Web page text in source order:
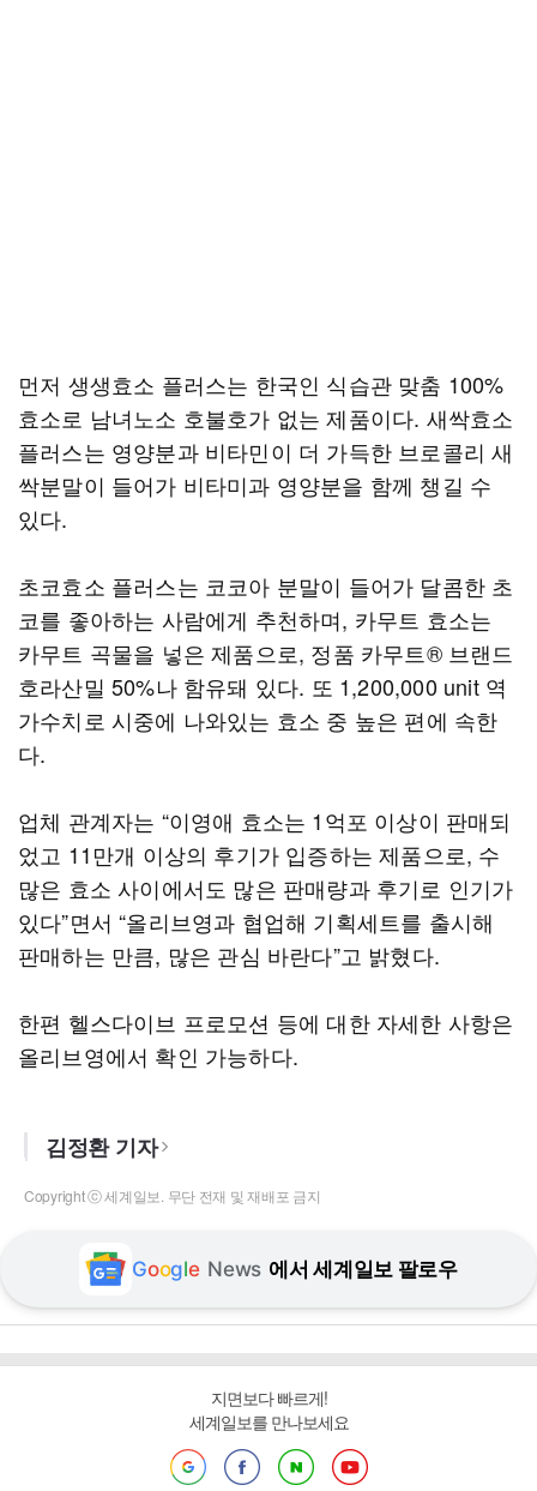
먼저 생생효소 플러스는 한국인 식습관 맞춤 100%
효소로 남녀노소 호불호가 없는 제품이다. 새싹효소
플러스는 영양분과 비타민이 더 가득한 브로콜리 새
싹분말이 들어가 비타미과 영양분을 함께 챙길 수
있다.
초코효소 플러스는 코코아 분말이 들어가 달콤한 초
코를 좋아하는 사람에게 추천하며, 카무트 효소는
카무트 곡물을 넣은 제품으로, 정품 카무트® 브랜드
호라산밀 50%나 함유돼 있다. 또 1,200,000 unit 역
가수치로 시중에 나와있는 효소 중 높은 편에 속한
다.
업체 관계자는 “이영애 효소는 1억포 이상이 판매되
었고 11만개 이상의 후기가 입증하는 제품으로, 수
많은 효소 사이에서도 많은 판매량과 후기로 인기가
있다”면서 “올리브영과 협업해 기획세트를 출시해
판매하는 만큼, 많은 관심 바란다”고 밝혔다.
한편 헬스다이브 프로모션 등에 대한 자세한 사항은
올리브영에서 확인 가능하다.
김정환 기자
Copyright ⓒ 세계일보. 무단 전재 및 재배포 금지
Google News 에서 세계일보 팔로우
지면보다 빠르게!
세계일보를 만나보세요